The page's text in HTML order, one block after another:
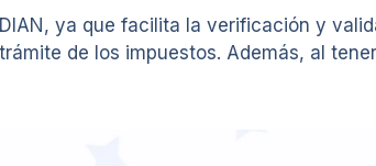
ya que facilita la verificación y
de los impuestos. Además, al